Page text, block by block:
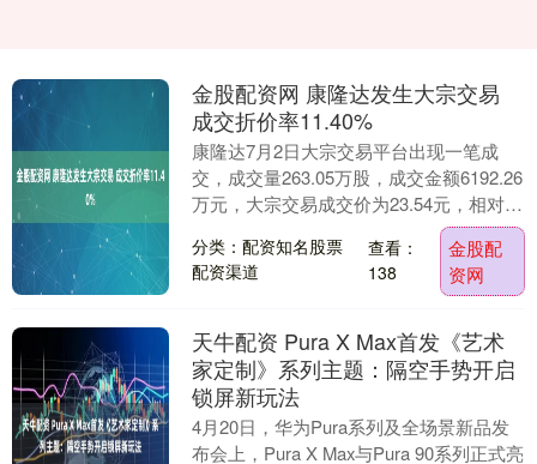
金股配资网 康隆达发生大宗交易
成交折价率11.40%
康隆达7月2日大宗交易平台出现一笔成
交，成交量263.05万股，成交金额6192.26
万元，大宗交易成交价为23.54元，相对今
日收盘价折价11.40%。该笔交....
分类：配资知名股票
配资渠道
查看：
138
金股配
资网
天牛配资 Pura X Max首发《艺术
家定制》系列主题：隔空手势开启
锁屏新玩法
4月20日，华为Pura系列及全场景新品发
布会上，Pura X Max与Pura 90系列正式亮